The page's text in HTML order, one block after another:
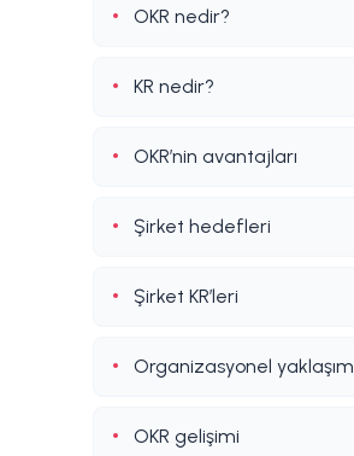
OKR nedir?
KR nedir?
OKR’nin avantajları
Şirket hedefleri
Şirket KR’leri
Organizasyonel yaklaşım
OKR gelişimi